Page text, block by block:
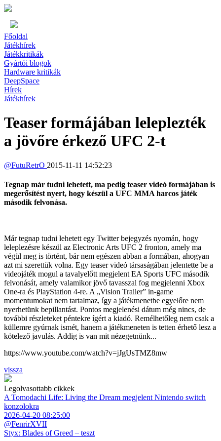
Főoldal
Játékhírek
Játékkritikák
Gyártói blogok
Hardware kritikák
DeepSpace
Hírek
Játékhírek
Teaser formájában leleplezték
a jövőre érkező UFC 2-t
@FutuRetrO 2015-11-11 14:52:23
Tegnap már tudni lehetett, ma pedig teaser videó formájában is
megerősítést nyert, hogy készül a UFC MMA harcos játék
második felvonása.
Már tegnap tudni lehetett egy Twitter bejegyzés nyomán, hogy
leleplezésre készül az Electronic Arts UFC 2 fronton, amely ma
végül meg is történt, bár nem egészen abban a formában, ahogyan
azt mi szerettük volna. Egy teaser videó társaságában jelentette be a
videojáték mogul a tavalyelőtt megjelent EA Sports UFC második
felvonását, amely valamikor jövő tavasszal fog megjelenni Xbox
One-ra és PlayStation 4-re. A „Vision Trailer” in-game
momentumokat nem tartalmaz, így a játékmenetbe egyelőre nem
nyerhetünk bepillantást. Pontos megjelenési dátum még nincs, de
további részleteket péntekre ígért a kiadó. Remélhetőleg nem csak a
küllemre gyúrnak ismét, hanem a játékmeneten is tetten érhető lesz a
kötelező javulás. Addig is van mit nézegetnünk...
https://www.youtube.com/watch?v=jJgUsTMZ8mw
vissza
Legolvasottabb cikkek
A Tomodachi Life: Living the Dream megjelent Nintendo switch
konzolokra
2026-04-20 08:25:00
@FenrirXVII
Styx: Blades of Greed – teszt